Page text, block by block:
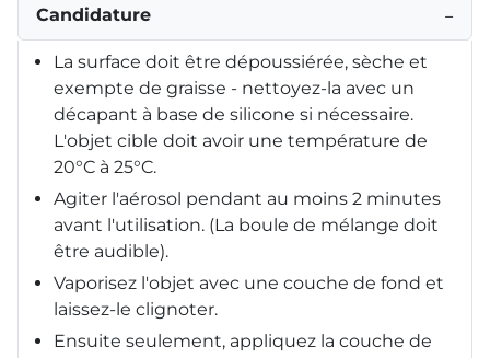
Candidature −
La surface doit être dépoussiérée, sèche et
exempte de graisse - nettoyez-la avec un
décapant à base de silicone si nécessaire.
L'objet cible doit avoir une température de
20°C à 25°C.
Agiter l'aérosol pendant au moins 2 minutes
avant l'utilisation. (La boule de mélange doit
être audible).
Vaporisez l'objet avec une couche de fond et
laissez-le clignoter.
Ensuite seulement, appliquez la couche de